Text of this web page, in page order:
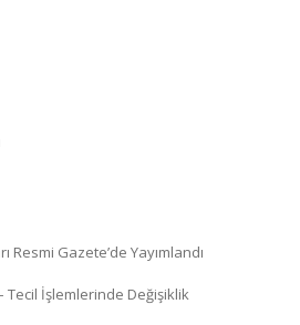
Resmi Gazete’de Yayımlandı
Tecil İşlemlerinde Değişiklik